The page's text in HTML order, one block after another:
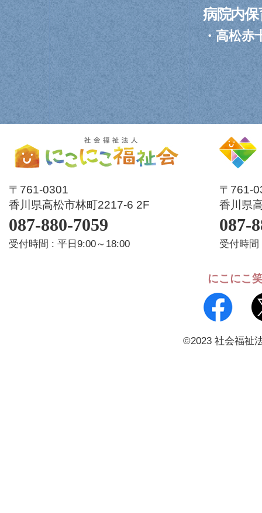
病院内保
・高松赤
〒761-0301
香川県高松市林町2217-6 2F
087-880-7059
受付時間 : 平日9:00～18:00
〒
香川県
087-
受付時間
にこにこ
©2023 社会福祉